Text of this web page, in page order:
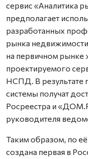
сервис «Аналитика
предполагает
разработанных
рынка
на первичном
проектируемого
НСПД. В результате
системы получат
Росреестра и
руководителя
Таким образом, по
создана первая в